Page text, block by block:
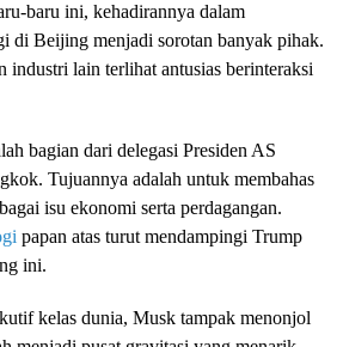
baru ini, kehadirannya dalam
di Beijing menjadi sorotan banyak pihak.
industri lain terlihat antusias berinteraksi
bagian dari delegasi Presiden AS
Tujuannya adalah untuk membahas
isu ekonomi serta perdagangan.
papan atas turut mendampingi Trump
ini.
kelas dunia, Musk tampak menonjol